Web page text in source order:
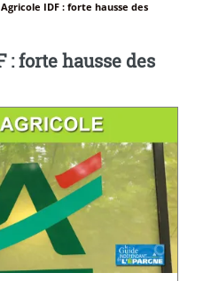
IDF : forte hausse des
: forte hausse des